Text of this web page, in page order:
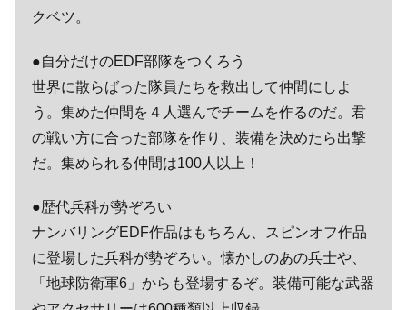
クベツ。
●自分だけのEDF部隊をつくろう
世界に散らばった隊員たちを救出して仲間にしよ
う。集めた仲間を４人選んでチームを作るのだ。君
の戦い方に合った部隊を作り、装備を決めたら出撃
だ。集められる仲間は100人以上！
●歴代兵科が勢ぞろい
ナンバリングEDF作品はもちろん、スピンオフ作品
に登場した兵科が勢ぞろい。懐かしのあの兵士や、
「地球防衛軍6」からも登場するぞ。装備可能な武器